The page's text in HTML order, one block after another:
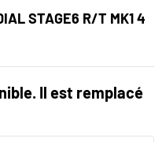
STAGE6 R/T MK1 4
Il est remplacé